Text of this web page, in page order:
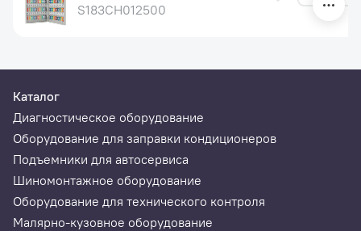
S183CH012500
Каталог
Диагностическое оборудование
Оборудование для заправки кондиционеров
Подъемники для автосервиса
Шиномонтажное оборудование
Оборудование для технического контроля
Малярно-кузовное оборудование